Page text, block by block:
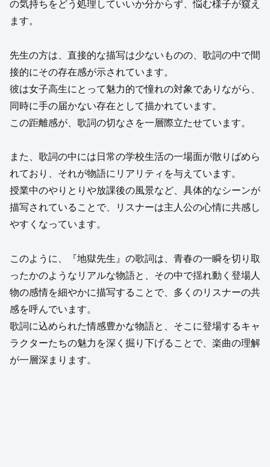
の気持ちをどう処理していいか分からず、悩む様子が窺え
ます。
先生の方は、直接的な描写は少ないものの、歌詞の中で間
接的にその存在感が示されています。
彼は女子高生にとって魅力的で憧れの対象でありながら、
同時に手の届かない存在として描かれています。
この距離感が、歌詞の切なさを一層際立たせています。
また、歌詞の中には日常の学校生活の一場面が散りばめら
れており、それが物語にリアリティを与えています。
授業中のやりとりや放課後の風景など、具体的なシーンが
描写されていることで、リスナーは主人公の心情に共感し
やすくなっています。
このように、『地獄先生』の歌詞は、青春の一瞬を切り取
ったかのようなリアルな物語と、その中で揺れ動く登場人
物の感情を細やかに描写することで、多くのリスナーの共
感を呼んでいます。
歌詞に込められた情感豊かな物語と、そこに登場するキャ
ラクターたちの魅力を深く掘り下げることで、楽曲の理解
が一層深まります。